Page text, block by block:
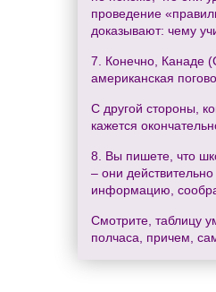
проведение
доказывают: чему
7. Конечно, Канаде
американская
С другой стороны,
кажется
8. Вы пишете, что
– они
информацию,
Смотрите, таблицу
полчаса, причем,